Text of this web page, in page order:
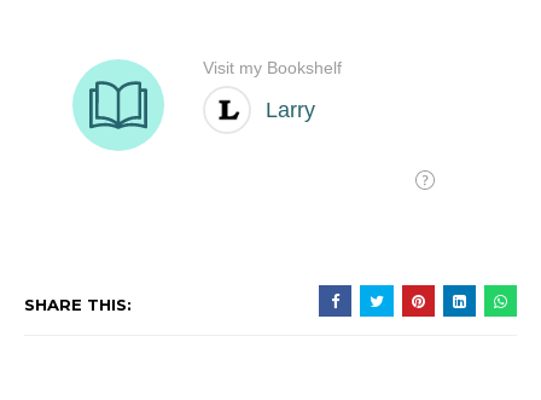
SHARE THIS: